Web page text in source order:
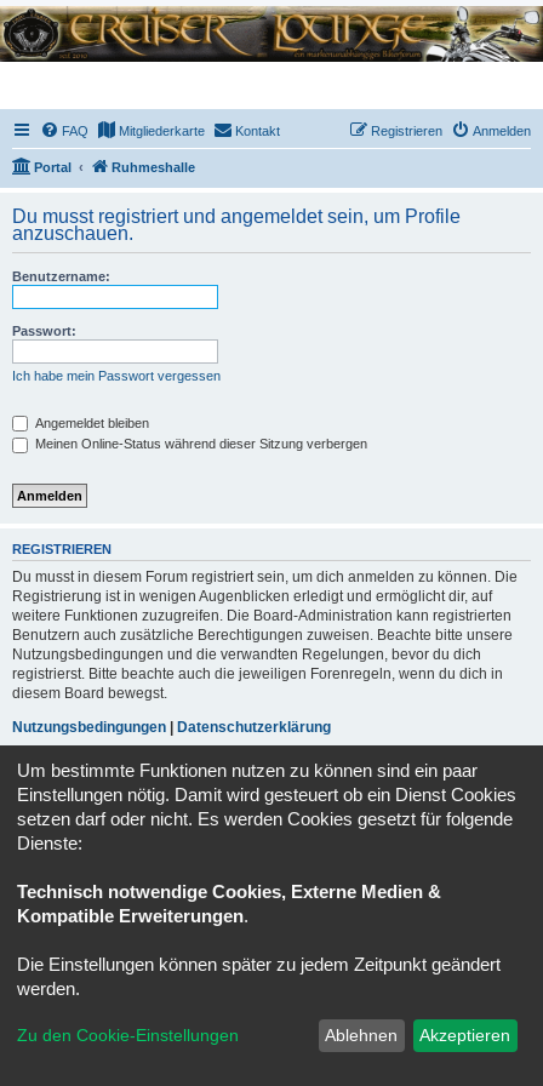
FAQ Mitgliederkarte Kontakt Anmelden
Registrieren
Portal Ruhmeshalle
Du musst registriert und angemeldet sein, um Profile
anzuschauen.
Benutzername:
Passwort:
Ich habe mein Passwort vergessen
Angemeldet bleiben
Meinen Online-Status während dieser Sitzung verbergen
REGISTRIEREN
Du musst in diesem Forum registriert sein, um dich anmelden zu können. Die
Registrierung ist in wenigen Augenblicken erledigt und ermöglicht dir, auf
weitere Funktionen zuzugreifen. Die Board-Administration kann registrierten
Benutzern auch zusätzliche Berechtigungen zuweisen. Beachte bitte unsere
Nutzungsbedingungen und die verwandten Regelungen, bevor du dich
registrierst. Bitte beachte auch die jeweiligen Forenregeln, wenn du dich in
diesem Board bewegst.
Nutzungsbedingungen
Datenschutzerklärung
Registrieren
Portal
Powered by phpBB
® Forum Software © phpBB Limited
Deutsche Übersetzung durch
Datenschutz |
Um bestimmte Funktionen nutzen zu können sind ein paar
Einstellungen nötig. Damit wird gesteuert ob ein Dienst Cookies
setzen darf oder nicht. Es werden Cookies gesetzt für folgende
Dienste:
Technisch notwendige Cookies, Externe Medien &
Kompatible Erweiterungen.
Die Einstellungen können später zu jedem Zeitpunkt geändert
werden.
Zu den Cookie-Einstellungen Ablehnen Akzeptieren